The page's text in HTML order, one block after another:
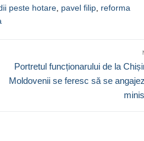
peste hotare pavel filip reforma
Next
post:
Portretul funcționarului de la
Moldovenii se feresc să se